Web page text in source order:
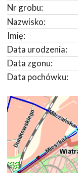
Nr grobu:
Nazwisko:
Imię:
Data urodzenia:
Data zgonu:
Data pochówku: